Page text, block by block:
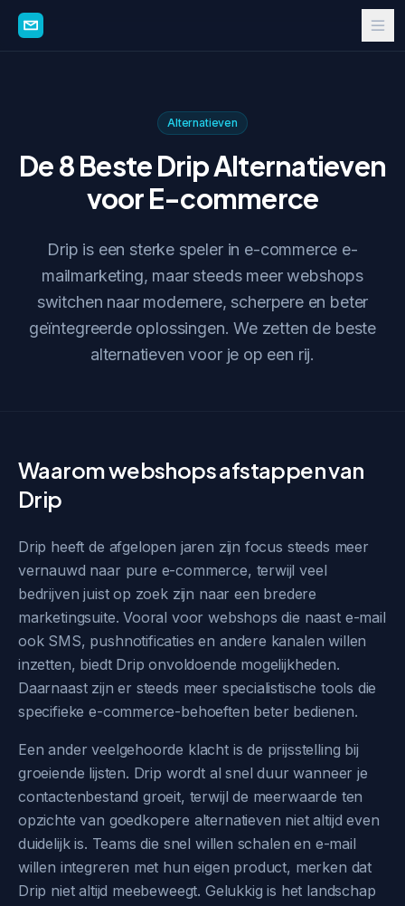
Alternatieven
De 8 Beste Drip Alternatieven
voor E-commerce
Drip is een sterke speler in e-commerce e-
mailmarketing, maar steeds meer webshops
switchen naar modernere, scherpere en beter
geïntegreerde oplossingen. We zetten de beste
alternatieven voor je op een rij.
Waarom webshops afstappen van
Drip
Drip heeft de afgelopen jaren zijn focus steeds meer
vernauwd naar pure e-commerce, terwijl veel
bedrijven juist op zoek zijn naar een bredere
marketingsuite. Vooral voor webshops die naast e-mail
ook SMS, pushnotificaties en andere kanalen willen
inzetten, biedt Drip onvoldoende mogelijkheden.
Daarnaast zijn er steeds meer specialistische tools die
specifieke e-commerce-behoeften beter bedienen.
Een ander veelgehoorde klacht is de prijsstelling bij
groeiende lijsten. Drip wordt al snel duur wanneer je
contactenbestand groeit, terwijl de meerwaarde ten
opzichte van goedkopere alternatieven niet altijd even
duidelijk is. Teams die snel willen schalen en e-mail
willen integreren met hun eigen product, merken dat
Drip niet altijd meebeweegt. Gelukkig is het landschap